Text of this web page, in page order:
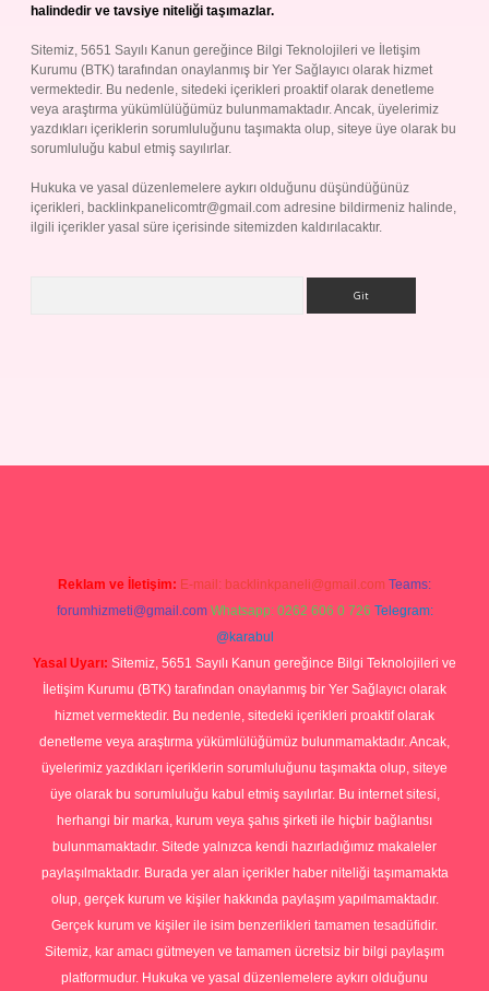
halindedir ve tavsiye niteliği taşımazlar.
Sitemiz, 5651 Sayılı Kanun gereğince Bilgi Teknolojileri ve İletişim
Kurumu (BTK) tarafından onaylanmış bir Yer Sağlayıcı olarak hizmet
vermektedir. Bu nedenle, sitedeki içerikleri proaktif olarak denetleme
veya araştırma yükümlülüğümüz bulunmamaktadır. Ancak, üyelerimiz
yazdıkları içeriklerin sorumluluğunu taşımakta olup, siteye üye olarak bu
sorumluluğu kabul etmiş sayılırlar.
Hukuka ve yasal düzenlemelere aykırı olduğunu düşündüğünüz
içerikleri, backlinkpanelicomtr@gmail.com adresine bildirmeniz halinde,
ilgili içerikler yasal süre içerisinde sitemizden kaldırılacaktır.
Reklam ve İletişim: E-mail: backlinkpaneli@gmail.com Teams:
forumhizmeti@gmail.com Whatsapp: 0262 606 0 726 Telegram:
@karabul
Yasal Uyarı: Sitemiz, 5651 Sayılı Kanun gereğince Bilgi Teknolojileri ve
İletişim Kurumu (BTK) tarafından onaylanmış bir Yer Sağlayıcı olarak
hizmet vermektedir. Bu nedenle, sitedeki içerikleri proaktif olarak
denetleme veya araştırma yükümlülüğümüz bulunmamaktadır. Ancak,
üyelerimiz yazdıkları içeriklerin sorumluluğunu taşımakta olup, siteye
üye olarak bu sorumluluğu kabul etmiş sayılırlar. Bu internet sitesi,
herhangi bir marka, kurum veya şahıs şirketi ile hiçbir bağlantısı
bulunmamaktadır. Sitede yalnızca kendi hazırladığımız makaleler
paylaşılmaktadır. Burada yer alan içerikler haber niteliği taşımamakta
olup, gerçek kurum ve kişiler hakkında paylaşım yapılmamaktadır.
Gerçek kurum ve kişiler ile isim benzerlikleri tamamen tesadüfidir.
Sitemiz, kar amacı gütmeyen ve tamamen ücretsiz bir bilgi paylaşım
platformudur. Hukuka ve yasal düzenlemelere aykırı olduğunu